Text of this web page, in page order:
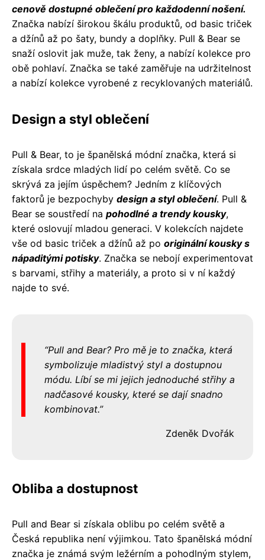
cenově dostupné oblečení pro každodenní nošení.
Značka nabízí širokou škálu produktů, od basic triček
a džínů až po šaty, bundy a doplňky. Pull & Bear se
snaží oslovit jak muže, tak ženy, a nabízí kolekce pro
obě pohlaví. Značka se také zaměřuje na udržitelnost
a nabízí kolekce vyrobené z recyklovaných materiálů.
Design a styl oblečení
Pull & Bear, to je španělská módní značka, která si
získala srdce mladých lidí po celém světě. Co se
skrývá za jejím úspěchem? Jedním z klíčových
faktorů je bezpochyby design a styl oblečení. Pull &
Bear se soustředí na pohodlné a trendy kousky,
které oslovují mladou generaci. V kolekcích najdete
vše od basic triček a džínů až po originální kousky s
nápaditými potisky. Značka se nebojí experimentovat
s barvami, střihy a materiály, a proto si v ní každý
najde to své.
Pull and Bear? Pro mě je to značka, která
symbolizuje mladistvý styl a dostupnou
módu. Líbí se mi jejich jednoduché střihy a
nadčasové kousky, které se dají snadno
kombinovat.
Zdeněk Dvořák
Obliba a dostupnost
Pull and Bear si získala oblibu po celém světě a
Česká republika není výjimkou. Tato španělská módní
značka je známá svým ležérním a pohodlným stylem,